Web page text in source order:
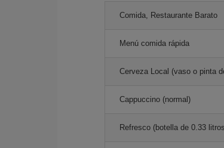
Comida, Restaurante Barato
Menú comida rápida
Cerveza Local (vaso o pinta
Cappuccino (normal)
Refresco (botella de 0.33